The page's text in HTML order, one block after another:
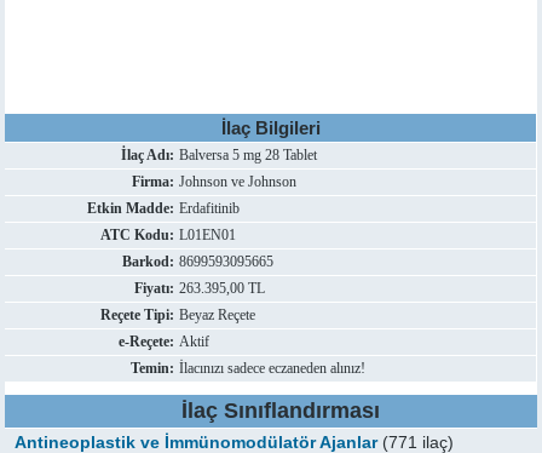
İlaç Bilgileri
İlaç Adı: Balversa 5 mg 28 Tablet
Firma: Johnson ve Johnson
Etkin Madde: Erdafitinib
ATC Kodu: L01EN01
Barkod: 8699593095665
Fiyatı: 263.395,00 TL
Reçete Tipi: Beyaz Reçete
e-Reçete: Aktif
Temin: İlacınızı sadece eczaneden alınız!
İlaç Sınıflandırması
Antineoplastik ve İmmünomodülatör Ajanlar(771 ilaç)